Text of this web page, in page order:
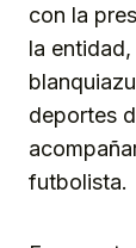
con la
la
deportes
futbolista.